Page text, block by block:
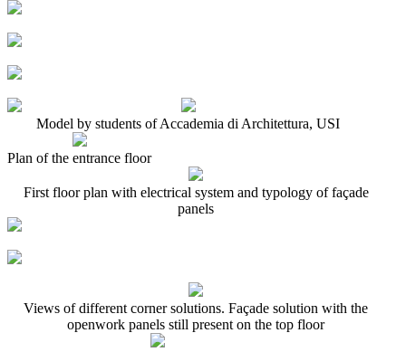
Model by students of Accademia di Architettura, USI
Plan of the entrance floor
First floor plan with electrical system and typology of façade
panels
Views of different corner solutions. Façade solution with the
openwork panels still present on the top floor